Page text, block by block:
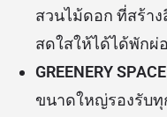
สวนไม้ดอก ที่สร้า
สดใสให้ได้ได้พักผ่
GREENERY
ขนาดใหญ่รองรับทุ